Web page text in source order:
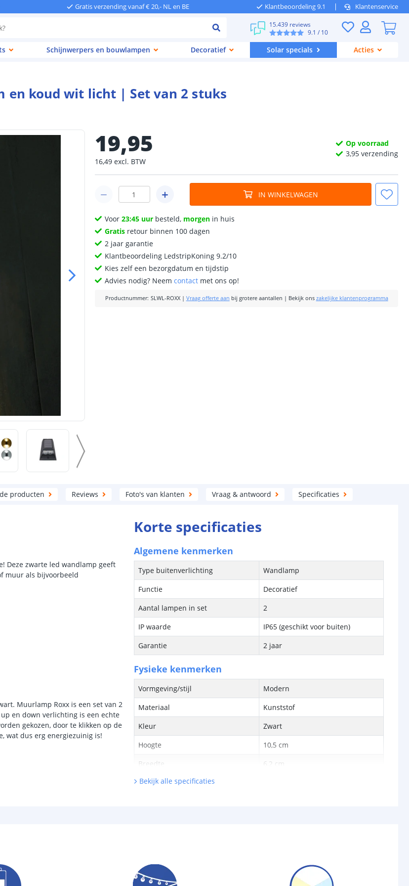
Gratis verzending vanaf € 20,- NL en BE Klantbeoordeling 9.1 Klantenservice
15.439 reviews
9.1 / 10
Schijnwerpers en bouwlampen Decoratief Solar specials Acties
en koud wit licht | Set van 2 stuks
19,95
16,49 excl. BTW
Op voorraad
3,95 verzending
IN WINKELWAGEN
Voor23:45 uur besteld, morgen in huis
Gratis retour binnen 100 dagen
2 jaar garantie
Klantbeoordeling LedstripKoning 9.2/10
Kies zelf een bezorgdatum en tijdstip
Advies nodig? Neemcontact met ons op!
Productnummer: SLWL-ROXX| Vraag offerte aan bij grotere aantallen | Bekijk ons zakelijke klantenprogramma
producten Reviews Foto's van klanten Vraag & antwoord Specificaties
Deze zwarte led wandlamp geeft
muur als bijvoorbeeld
Muurlamp Roxx is een set van 2
en down verlichting is een echte
gekozen, door te klikken op de
wat dus erg energiezuinig is!
Korte specificaties
Algemene kenmerken
Type buitenverlichting
Wandlamp
Functie
Decoratief
Aantal lampen in set
2
IP waarde
IP65 (geschikt voor buiten)
Garantie
2 jaar
Fysieke kenmerken
Vormgeving/stijl
Modern
Materiaal
Kunststof
Kleur
Zwart
Hoogte
10,5 cm
Breedte
6,2 cm
Dikte
Hoeveelheid licht
Kleur licht
Warm wit en koud wit
Bekijk alle specificaties